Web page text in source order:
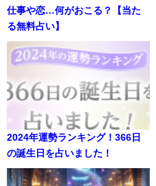
仕事や恋…何がおこる？【当た
る無料占い】
2024年運勢ランキング！366日
の誕生日を占いました！